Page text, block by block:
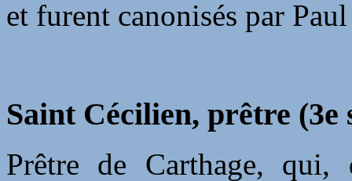
et furent canonisés par
Saint Cécilien, prêtre (3e
Prêtre de Carthage, qui,